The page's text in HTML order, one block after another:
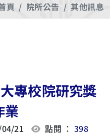
頁 院所公告 其他訊息
專校院研究獎
業
21 點閱 ：398